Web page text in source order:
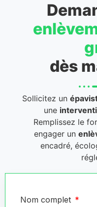
dès
Sollicitez un
une
Remplissez le
engager un
encadré,
Nom complet